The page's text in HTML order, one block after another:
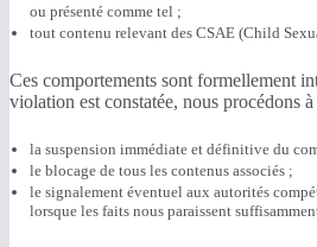
ou présenté comme tel ;
tout contenu relevant des CSAE (Child
Ces comportements sont formellement
violation est constatée, nous procédons à
la suspension immédiate et définitive du
le blocage de tous les contenus associés ;
le signalement éventuel aux autorités
lorsque les faits nous paraissent